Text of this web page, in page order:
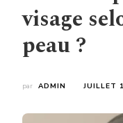
visage
peau ?
par ADMIN JUILLET